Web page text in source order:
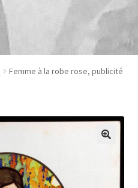
Femme à la robe rose, publicité